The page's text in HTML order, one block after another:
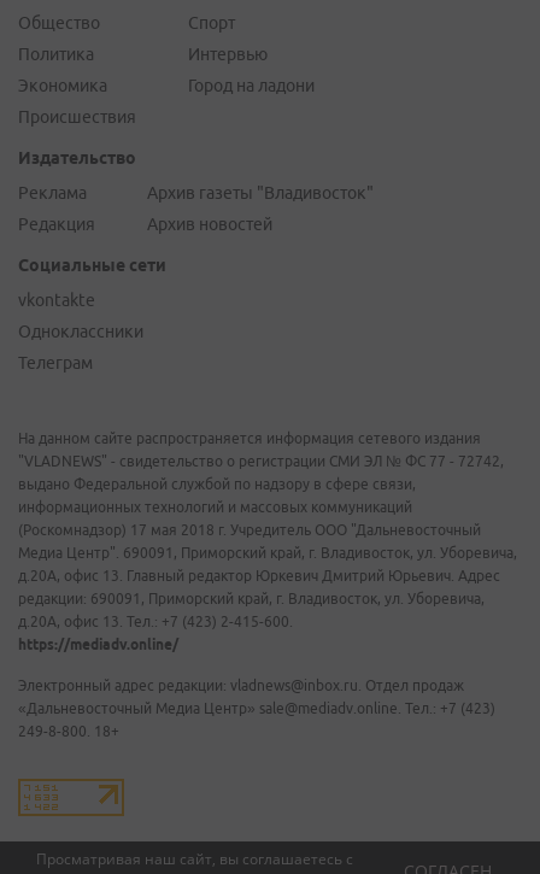
Просматривая наш сайт, вы соглашаетесь с
Общество
Политика
Экономика
Происшествия
Спорт
Интервью
Город на ладони
Издательство
Реклама
Редакция
Архив газеты "Владивосток"
Архив новостей
Социальные сети
vkontakte
Одноклассники
Телеграм
На данном сайте распространяется информация сетевого издания
"VLADNEWS" - свидетельство о регистрации СМИ ЭЛ № ФС 77 - 72742,
выдано Федеральной службой по надзору в сфере связи,
информационных технологий и массовых коммуникаций
(Роскомнадзор) 17 мая 2018 г. Учредитель ООО "Дальневосточный
Медиа Центр". 690091, Приморский край, г. Владивосток, ул. Уборевича,
д.20А, офис 13. Главный редактор Юркевич Дмитрий Юрьевич. Адрес
редакции: 690091, Приморский край, г. Владивосток, ул. Уборевича,
д.20А, офис 13. Тел.: +7 (423) 2-415-600.
https://mediadv.online/
Электронный адрес редакции: vladnews@inbox.ru. Отдел продаж
«Дальневосточный Медиа Центр» sale@mediadv.online. Тел.: +7 (423)
249-8-800. 18+